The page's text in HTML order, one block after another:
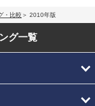
・比較 2010年版
グ一覧